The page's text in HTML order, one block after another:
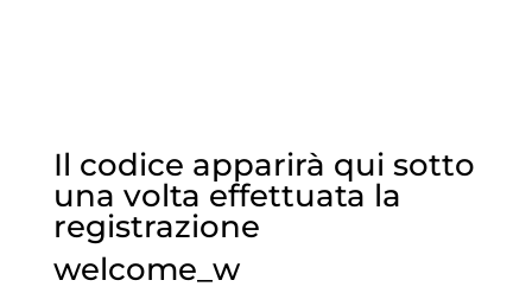
Il codice apparirà qui sotto
una volta effettuata la
registrazione
welcome_w